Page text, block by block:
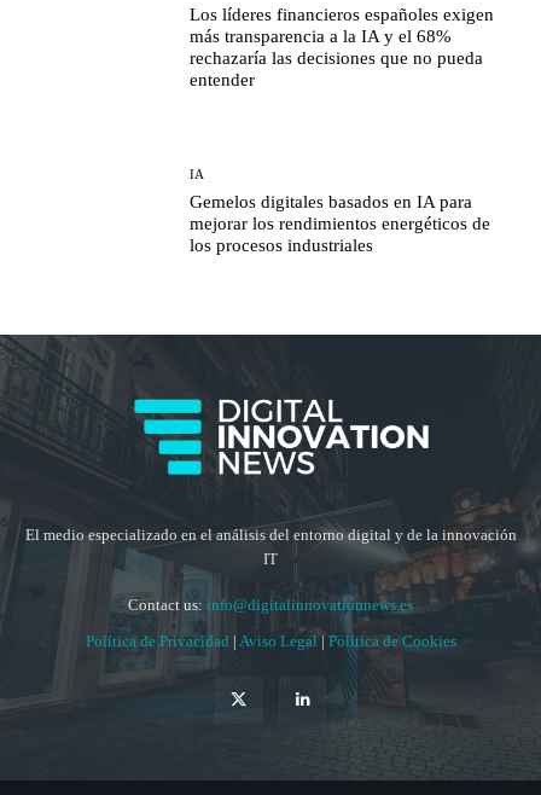
Los líderes financieros españoles exigen
más transparencia a la IA y el 68%
rechazaría las decisiones que no pueda
entender
IA
Gemelos digitales basados en IA para
mejorar los rendimientos energéticos de
los procesos industriales
El medio especializado en el análisis del entorno digital y de la innovación
IT
Contact us: info@digitalinnovationnews.es
Política de Privacidad | Aviso Legal | Política de Cookies